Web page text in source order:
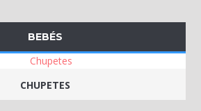
BEBÉS
CHUPETES